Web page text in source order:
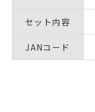
セット内容
JANコード